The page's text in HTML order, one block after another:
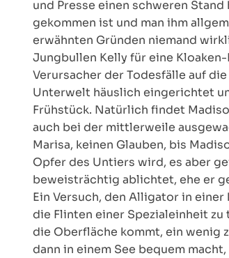
und Presse einen schweren
gekommen ist und man ihm
erwähnten Gründen niemand
Jungbullen Kelly für eine
Verursacher der Todesfälle auf
Unterwelt häuslich eingerichtet
Frühstück. Natürlich findet
auch bei der mittlerweile
Marisa, keinen Glauben, bis
Opfer des Untiers wird, es aber
beweisträchtig ablichtet, ehe er
Ein Versuch, den Alligator in
die Flinten einer Spezialeinheit
die Oberfläche kommt, ein wenig
dann in einem See bequem